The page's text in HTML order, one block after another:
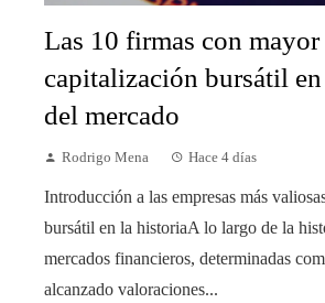
Las 10 firmas con mayor
capitalización bursátil
del mercado
Rodrigo Mena Hace 4 días
Introducción a las empresas más
bursátil en la historiaA lo largo de la
mercados financieros, determinadas
alcanzado valoraciones...